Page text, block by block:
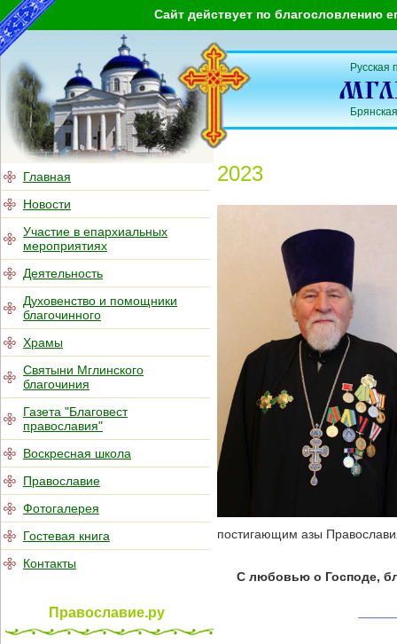
Сайт действует по благословлению
Главная
Новости
Участие в епархиальных
мероприятиях
Деятельность
Духовенство и помощники
благочинного
Храмы
Святыни Мглинского
благочиния
Газета "Благовест
православия"
Воскресная школа
Православие
Фотогалерея
Гостевая книга
Контакты
Православие.ру
Русская
2023
постигающим азы
С любовью о Господе,